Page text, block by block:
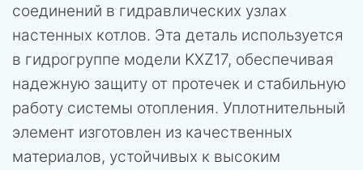
соединений в гидравлических узлах
настенных котлов. Эта деталь используется
в гидрогруппе модели KXZ17, обеспечивая
надежную защиту от протечек и стабильную
работу системы отопления. Уплотнительный
элемент изготовлен из качественных
материалов, устойчивых к высоким